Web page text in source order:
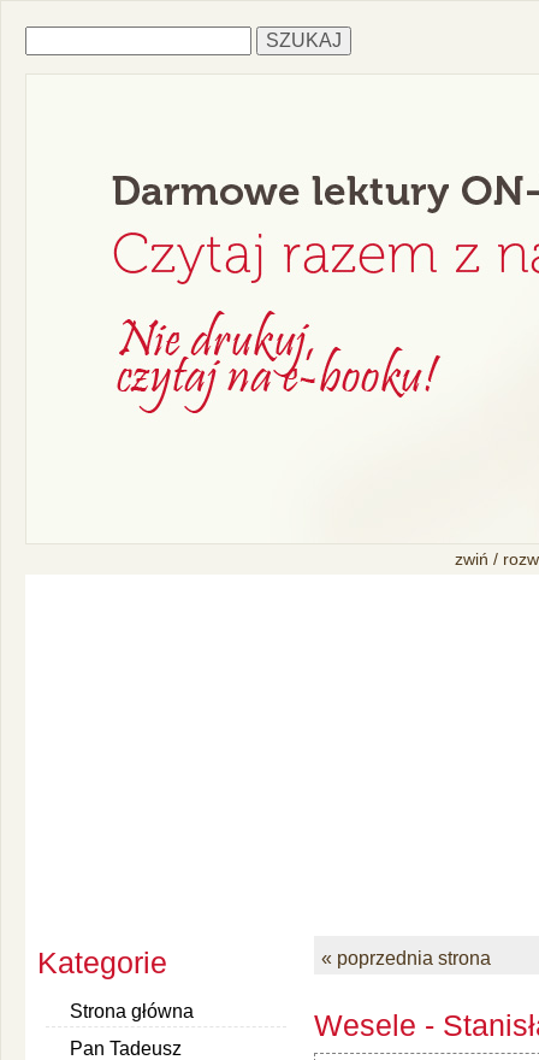
zwiń /
Kategorie
Strona główna
Pan Tadeusz
« poprzednia strona
Wesele -